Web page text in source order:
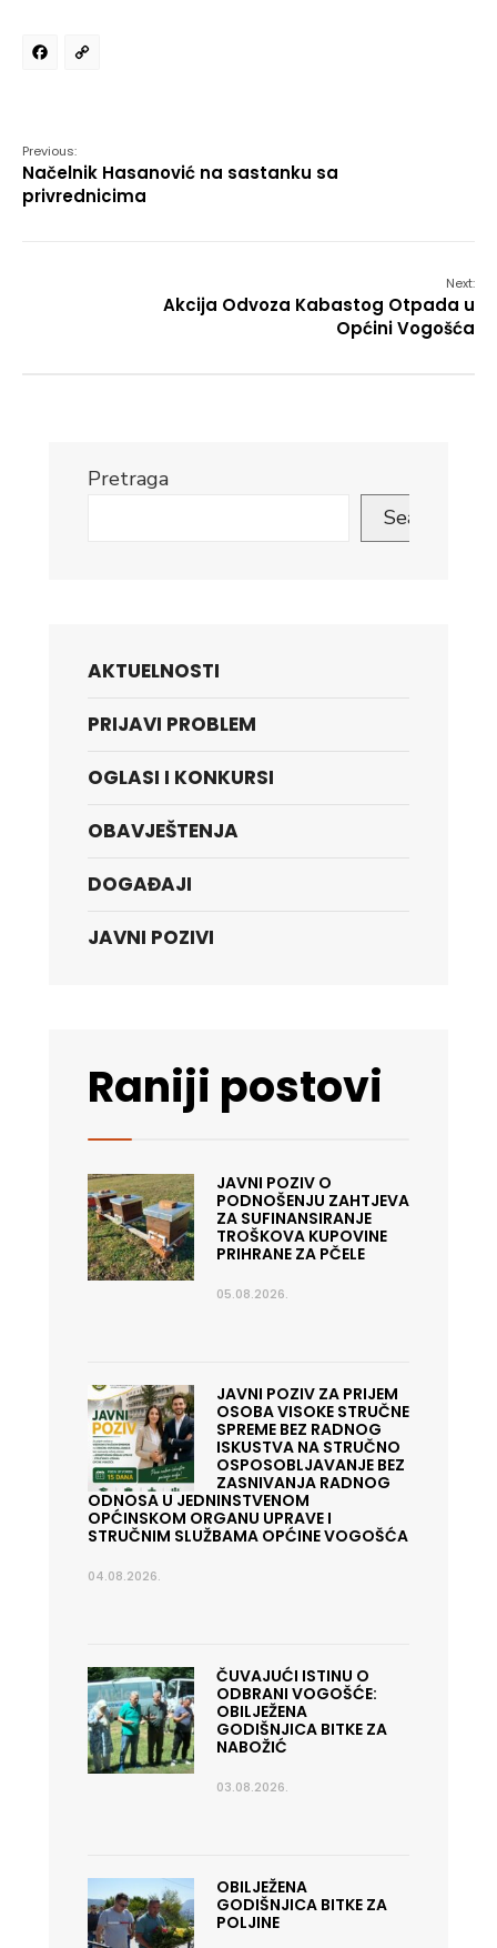
Facebook
Previous:
Načelnik Hasanović na sastanku sa
privrednicima
Next:
Akcija Odvoza Kabastog Otpada u
Općini Vogošća
Pretraga
Search
AKTUELNOSTI
PRIJAVI PROBLEM
OGLASI I KONKURSI
OBAVJEŠTENJA
DOGAĐAJI
JAVNI POZIVI
Raniji postovi
JAVNI POZIV O
PODNOŠENJU ZAHTJEVA
ZA SUFINANSIRANJE
TROŠKOVA KUPOVINE
PRIHRANE ZA PČELE
05.08.2026.
JAVNI POZIV ZA PRIJEM
OSOBA VISOKE STRUČNE
SPREME BEZ RADNOG
ISKUSTVA NA STRUČNO
OSPOSOBLJAVANJE BEZ
ZASNIVANJA RADNOG
ODNOSA U JEDNINSTVENOM
OPĆINSKOM ORGANU UPRAVE I
STRUČNIM SLUŽBAMA OPĆINE VOGOŠĆA
04.08.2026.
ČUVAJUĆI ISTINU O
ODBRANI VOGOŠĆE:
OBILJEŽENA
GODIŠNJICA BITKE ZA
NABOŽIĆ
03.08.2026.
OBILJEŽENA
GODIŠNJICA BITKE ZA
POLJINE